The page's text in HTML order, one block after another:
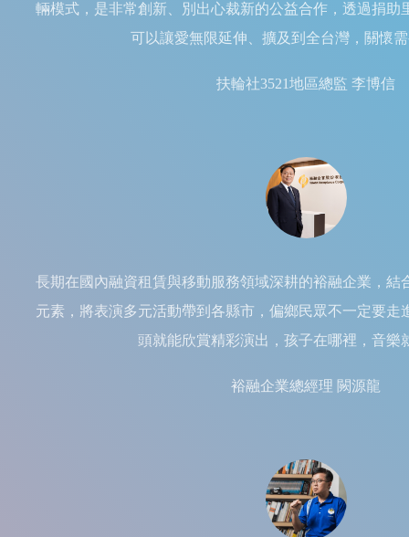
輛模式，是非常創新、別出心裁新的公益合作，透過捐助
可以讓愛無限延伸、擴及到全台灣，關懷
扶輪社3521地區總監 李博信
長期在國內融資租賃與移動服務領域深耕的裕融企業，結
元素，將表演多元活動帶到各縣市，偏鄉民眾不一定要走
頭就能欣賞精彩演出，孩子在哪裡，音樂
裕融企業總經理 闕源龍